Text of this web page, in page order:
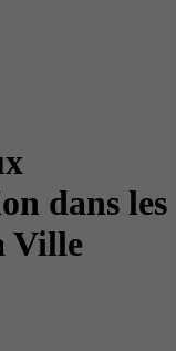
dans les
Ville